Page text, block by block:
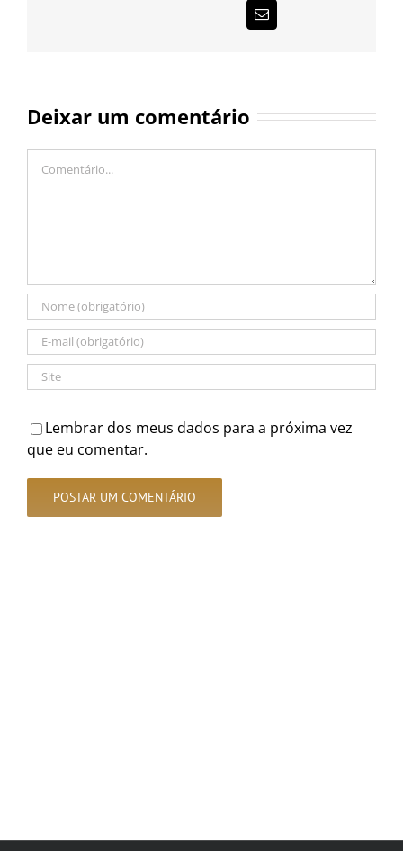
E-
mail
Deixar um comentário
Lembrar dos meus dados para a próxima vez
que eu comentar.